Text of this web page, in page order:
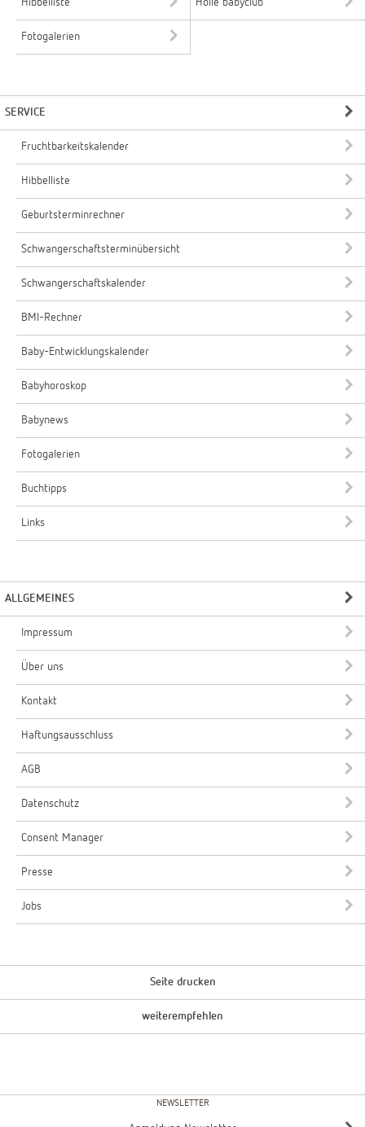
Hibbelliste Holle babyclub
Fotogalerien
SERVICE
Fruchtbarkeitskalender
Hibbelliste
Geburtsterminrechner
Schwangerschaftsterminübersicht
Schwangerschaftskalender
BMI-Rechner
Baby-Entwicklungskalender
Babyhoroskop
Babynews
Fotogalerien
Buchtipps
Links
ALLGEMEINES
Impressum
Über uns
Kontakt
Haftungsausschluss
AGB
Datenschutz
Consent Manager
Presse
Jobs
Seite drucken
weiterempfehlen
NEWSLETTER